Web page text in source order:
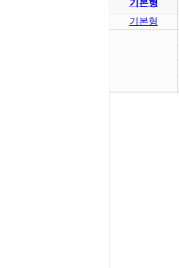
기본형
기본형